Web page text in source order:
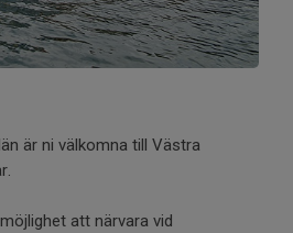
är ni välkomna till Västra
att närvara vid